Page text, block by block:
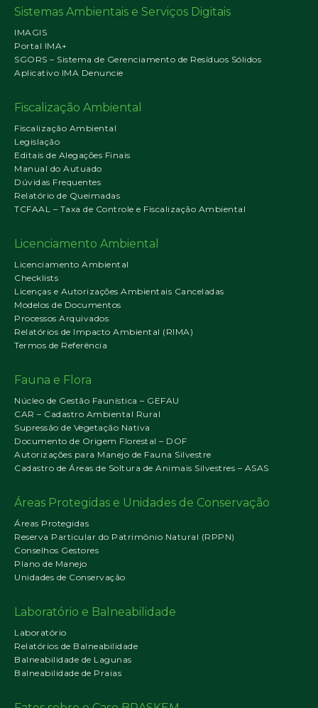
Sistemas Ambientais e Serviços Digitais
IMAGIS
Portal IMA+
SGORS – Sistema de Gerenciamento de Resíduos Sólidos
Aplicativo IMA Denuncie
Fiscalização Ambiental
Fiscalização Ambiental
Legislação
Editais de Alegações Finais
Manual do Autuado
Dúvidas Frequentes
Relatório de Queimadas
TCFAAL – Taxa de Controle e Fiscalização Ambiental
Licenciamento Ambiental
Licenciamento Ambiental
Checklists
Licenças e Autorizações Ambientais Canceladas
Modelos de Documentos
Processos Arquivados
Relatórios de Impacto Ambiental (RIMA)
Termos de Referência
Fauna e Flora
Núcleo de Gestão Faunística – GEFAU
CAR – Cadastro Ambiental Rural
Supressão de Vegetação Nativa
Documento de Origem Florestal – DOF
Autorizações para Manejo de Fauna Silvestre
Cadastro de Áreas de Soltura de Animais Silvestres – ASAS
Áreas Protegidas e Unidades de Conservação
Áreas Protegidas
Reserva Particular do Patrimônio Natural (RPPN)
Conselhos Gestores
Plano de Manejo
Unidades de Conservação
Laboratório e Balneabilidade
Laboratório
Relatórios de Balneabilidade
Balneabilidade de Lagunas
Balneabilidade de Praias